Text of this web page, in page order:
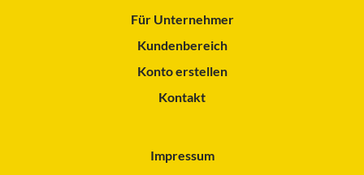
Für Unternehmer
Kundenbereich
Konto erstellen
Kontakt
Impressum